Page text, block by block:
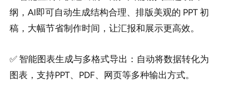
纲，AI即可自动生成结构合理、排版美观的 PPT 初
稿，大幅节省制作时间，让汇报和展示更高效。
✅ 智能图表生成与多格式导出：自动将数据转化为
图表，支持PPT、PDF、网页等多种输出方式。